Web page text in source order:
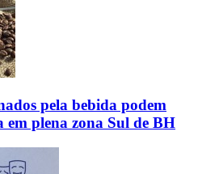
pela bebida podem
plena zona Sul de BH